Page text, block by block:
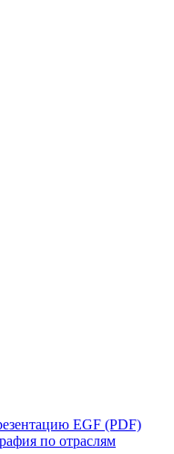
EGF (PDF)
по отраслям